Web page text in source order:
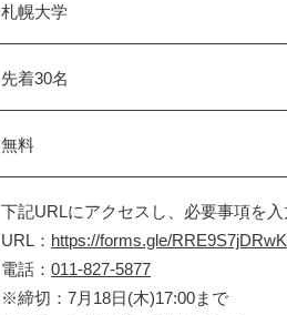
札幌大学
先着30名
無料
下記URLにアクセスし、必要事項を
URL： https://forms.gle/
電話： 011-827-5877
※締切：7月18日(木)17:00まで